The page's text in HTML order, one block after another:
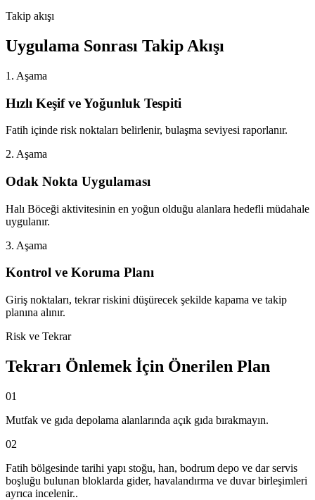
Takip akışı
Uygulama Sonrası Takip Akışı
1. Aşama
Hızlı Keşif ve Yoğunluk Tespiti
Fatih içinde risk noktaları belirlenir, bulaşma seviyesi raporlanır.
2. Aşama
Odak Nokta Uygulaması
Halı Böceği aktivitesinin en yoğun olduğu alanlara hedefli müdahale
uygulanır.
3. Aşama
Kontrol ve Koruma Planı
Giriş noktaları, tekrar riskini düşürecek şekilde kapama ve takip
planına alınır.
Risk ve Tekrar
Tekrarı Önlemek İçin Önerilen Plan
01
Mutfak ve gıda depolama alanlarında açık gıda bırakmayın.
02
Fatih bölgesinde tarihi yapı stoğu, han, bodrum depo ve dar servis
boşluğu bulunan bloklarda gider, havalandırma ve duvar birleşimleri
ayrıca incelenir..